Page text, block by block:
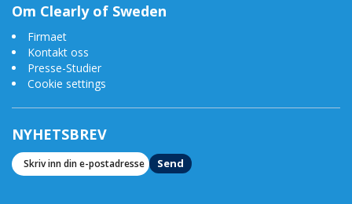
Om Clearly of Sweden
Firmaet
Kontakt oss
Presse-Studier
Cookie settings
NYHETSBREV
Send